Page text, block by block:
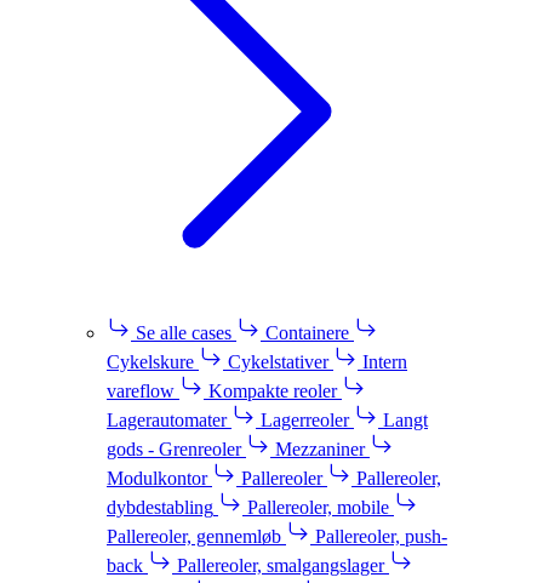
Se alle cases
Containere
Cykelskure
Cykelstativer
Intern
vareflow
Kompakte reoler
Lagerautomater
Lagerreoler
Langt
gods - Grenreoler
Mezzaniner
Modulkontor
Pallereoler
Pallereoler,
dybdestabling
Pallereoler, mobile
Pallereoler, gennemløb
Pallereoler, push-
back
Pallereoler, smalgangslager